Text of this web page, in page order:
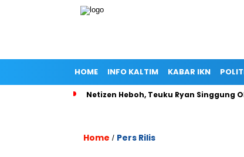
HOME INFO KALTIM KABAR IKN
Netizen Heboh, Teuku Ryan Singgung
Home / Pers Rilis